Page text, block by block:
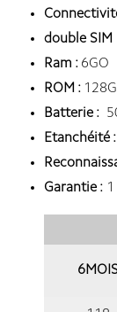
double SIM
Ram : 6GO
ROM :
Batterie :
Etanchéité :
Garantie :